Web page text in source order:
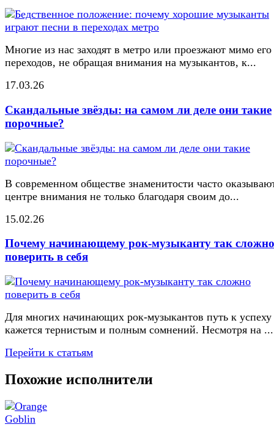
Многие из нас заходят в метро или проезжают мимо его
переходов, не обращая внимания на музыкантов, к...
17.03.26
Скандальные звёзды: на самом ли деле они такие
порочные?
В современном обществе знаменитости часто
центре внимания не только благодаря своим до...
15.02.26
Почему начинающему рок-музыканту так сложно
поверить в себя
Для многих начинающих рок-музыкантов путь к успеху
кажется тернистым и полным сомнений. Несмотря на ...
Перейти к статьям
Похожие исполнители